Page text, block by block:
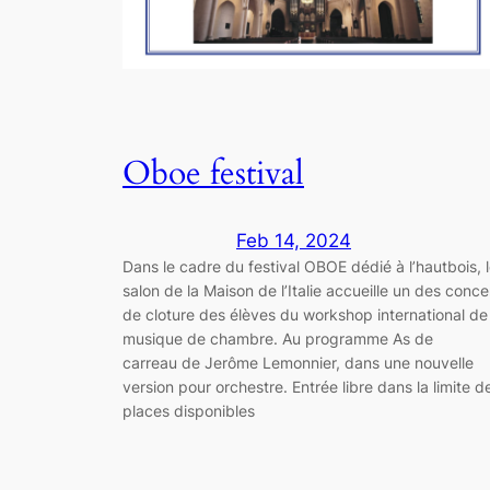
Oboe festival
Feb 14, 2024
Dans le cadre du festival OBOE dédié à l’hautbois,
salon de la Maison de l’Italie accueille un des
de cloture des élèves du workshop international de
musique de chambre. Au programme As de
carreau de Jerôme Lemonnier, dans une nouvelle
version pour orchestre. Entrée libre dans la limite
places disponibles